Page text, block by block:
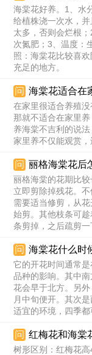
海棠花好养。1、水
给植株浇一次水，
太多，否则会烂根
次氮肥；3、温度：
照：海棠花比较喜
充足的地方。
问 海棠花适合在
在家里很适合养殖
那就不适合在家里
养海棠不吉利的说
家里养不仅能观赏，
问 丽格海棠花后
丽格海棠的花期比
立即剪除掉残花。
需要适当修剪，从
始剪。其他枝条可
条剪掉，之后疏剪一
问 海棠花什么时
它的开花时间通常
品种的影响。其中
花会早于北方。另
月中旬便开。其次
适宜的环境，四季都
问 红梅花和海棠
树形区别：红梅花